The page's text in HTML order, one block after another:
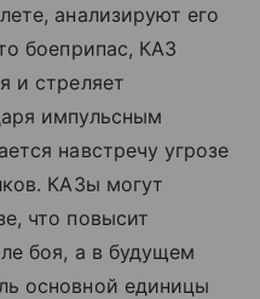
анализируют его
боеприпас, КАЗ
и стреляет
импульсным
навстречу угрозе
КАЗы могут
что повысит
боя, а в будущем
основной единицы